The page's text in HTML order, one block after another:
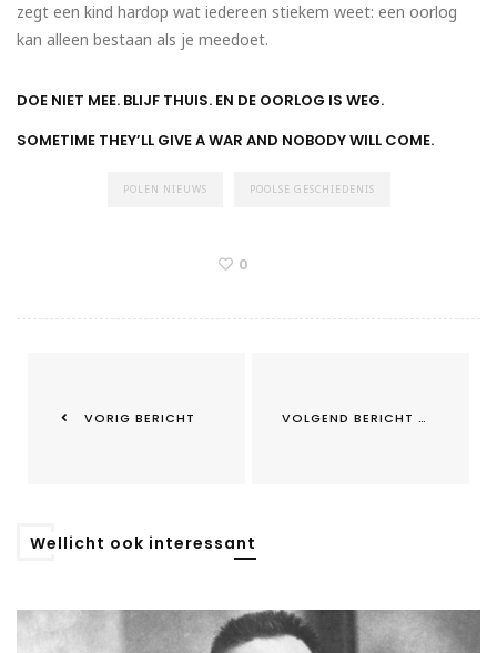
zegt een kind hardop wat iedereen stiekem weet: een oorlog
kan alleen bestaan als je meedoet.
DOE NIET MEE. BLIJF THUIS. EN DE OORLOG IS WEG.
SOMETIME THEY’LL GIVE A WAR AND NOBODY WILL COME.
POLEN NIEUWS POOLSE GESCHIEDENIS
0
VORIG BERICHT VOLGEND BERICHT
Wellicht ook interessant